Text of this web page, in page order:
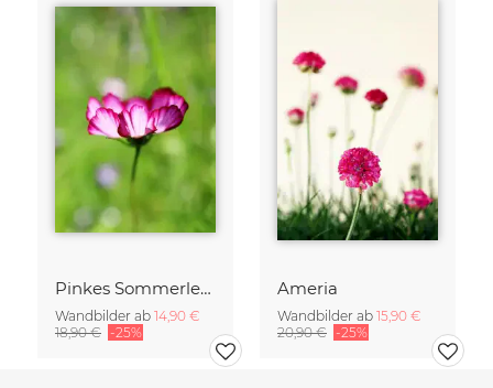
Pinkes Sommerleuchten
Wandbilder ab 14,90 €
18,90 € -25%
Ameria
Wandbilder ab 15,90 €
20,90 € -25%